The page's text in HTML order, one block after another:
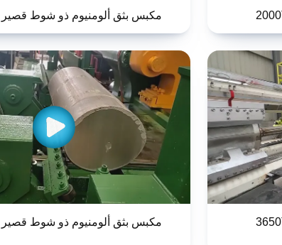
مكبس بثق ألومنيوم ذو شوط قصير 2750T
مكبس بثق ألومنيوم ذو شوط قصير 4800T